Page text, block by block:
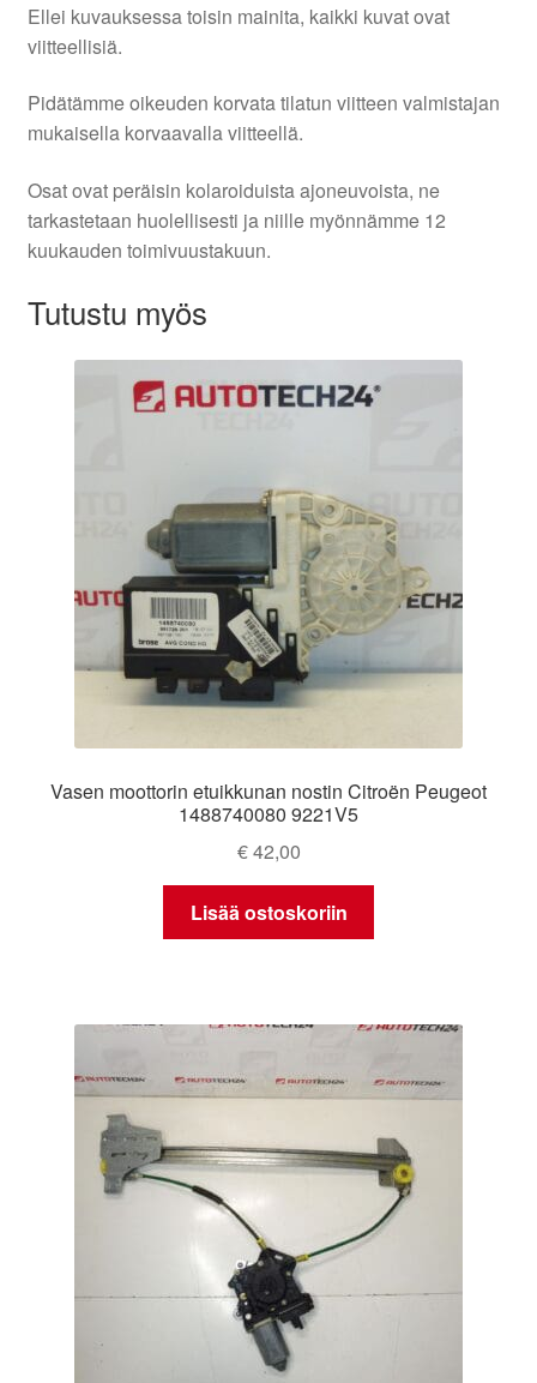
Ellei kuvauksessa toisin mainita, kaikki kuvat ovat
viitteellisiä.
Pidätämme oikeuden korvata tilatun viitteen valmistajan
mukaisella korvaavalla viitteellä.
Osat ovat peräisin kolaroiduista ajoneuvoista, ne
tarkastetaan huolellisesti ja niille myönnämme 12
kuukauden toimivuustakuun.
Tutustu myös
Vasen moottorin etuikkunan nostin Citroën Peugeot
1488740080 9221V5
€42,00
Lisää ostoskoriin